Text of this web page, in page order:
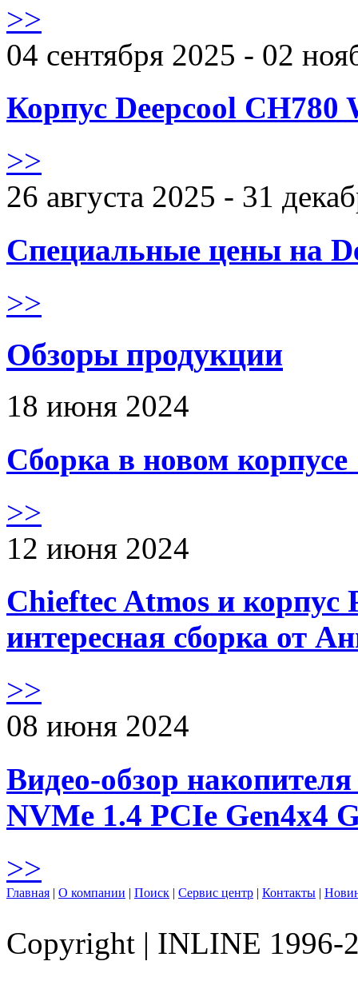
>>
04 сентября 2025 - 02
Корпус Deepcool CH780
>>
26 августа 2025 - 31
Специальные цены на
>>
Обзоры продукции
18 июня 2024
Сборка в новом
>>
12 июня 2024
Chieftec Atmos и корпус
интересная сборка от
>>
08 июня 2024
Видео-обзор
NVMe 1.4 PCIe Gen4х4
>>
Главная | О компании | Поиск | Сервис центр | Контакты |
Copyright | INLINE 1996-